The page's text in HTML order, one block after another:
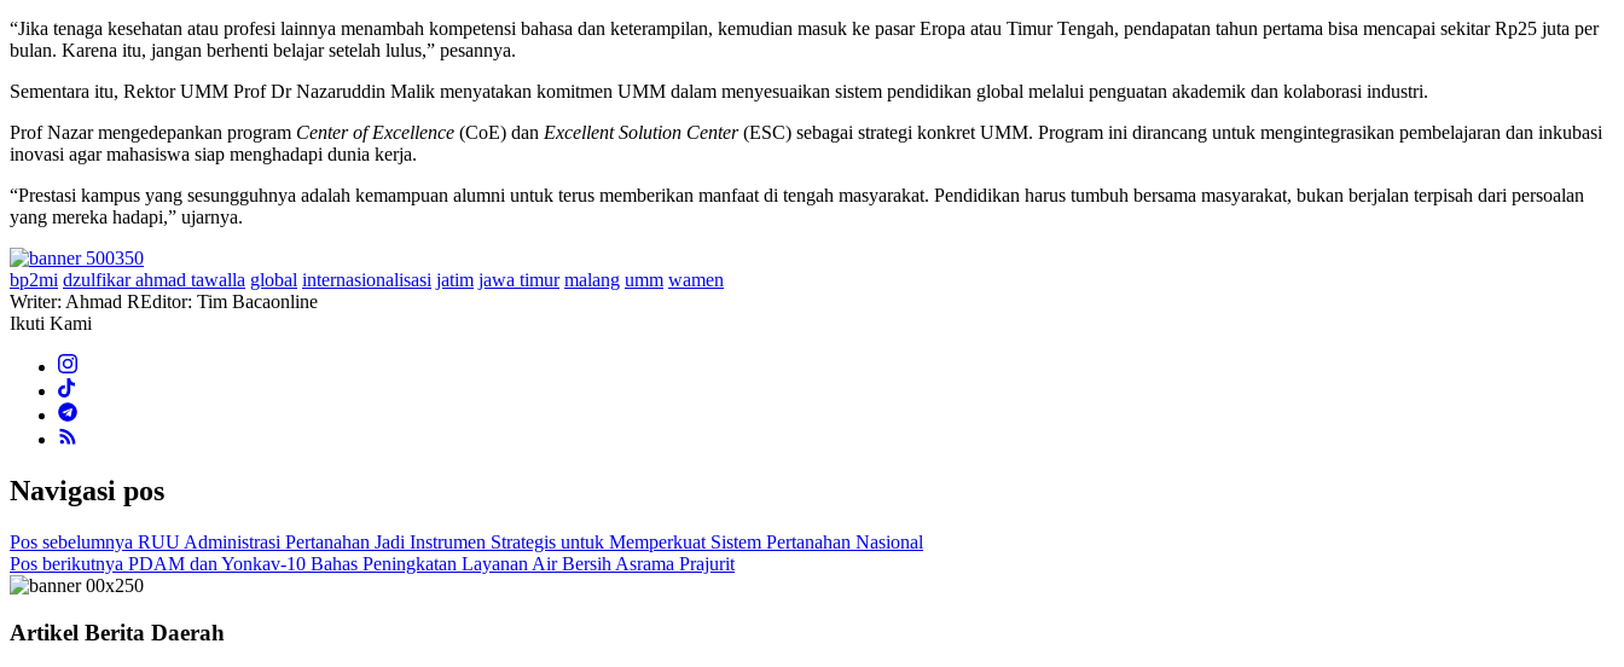
“Jika tenaga kesehatan atau profesi lainnya menambah kompetensi bahasa dan keterampilan, kemudian masuk ke pasar Eropa atau Timur Tengah, pendapatan tahun pertama bisa mencapai sekitar Rp25 juta per
bulan. Karena itu, jangan berhenti belajar setelah lulus,” pesannya.
Sementara itu, Rektor UMM Prof Dr Nazaruddin Malik menyatakan komitmen UMM dalam menyesuaikan sistem pendidikan global melalui penguatan akademik dan kolaborasi industri.
Prof Nazar mengedepankan program Center of Excellence (CoE) dan Excellent Solution Center(ESC) sebagai strategi konkret UMM. Program ini dirancang untuk mengintegrasikan pembelajaran dan inkubasi
inovasi agar mahasiswa siap menghadapi dunia kerja.
“Prestasi kampus yang sesungguhnya adalah kemampuan alumni untuk terus memberikan manfaat di tengah masyarakat. Pendidikan harus tumbuh bersama masyarakat, bukan berjalan terpisah dari persoalan
yang mereka hadapi,” ujarnya.
bp2mi dzulfikar ahmad tawalla global internasionalisasi jatim jawa timur malang umm wamen
Writer: Ahmad REditor: Tim Bacaonline
Ikuti Kami
Navigasi pos
Pos sebelumnya RUU Administrasi Pertanahan Jadi Instrumen Strategis untuk Memperkuat Sistem Pertanahan Nasional
Pos berikutnya PDAM dan Yonkav-10 Bahas Peningkatan Layanan Air Bersih Asrama Prajurit
Artikel Berita Daerah